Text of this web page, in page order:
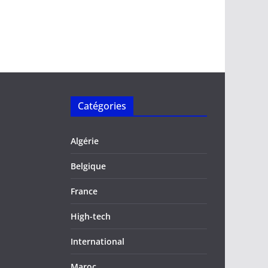
Catégories
Algérie
Belgique
France
High-tech
International